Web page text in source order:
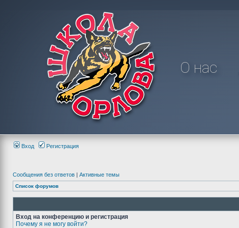
О нас
Вход Регистрация
Сообщения без ответов | Активные темы
Список форумов
Вход на конференцию и регистрация
Почему я не могу войти?